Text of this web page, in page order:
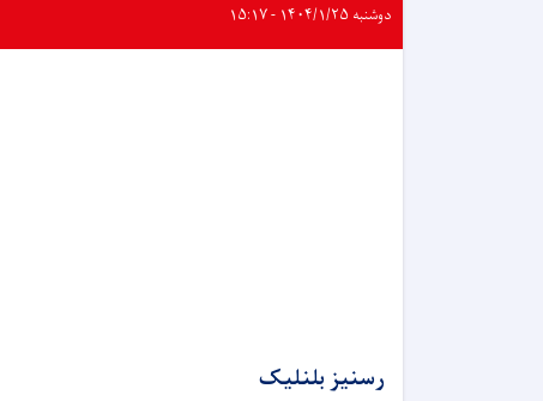
دوشنبه ۱۴۰۴/۱/۲۵ - ۱۵:۱۷
رسنیز بلنلیک